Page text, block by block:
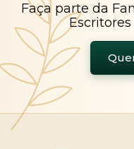
Faça parte da